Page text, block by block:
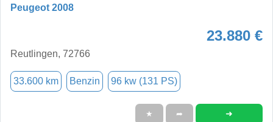
Peugeot 2008
23.880 €
Reutlingen, 72766
33.600 km Benzin 96 kw (131 PS)
★ ➦ ➜